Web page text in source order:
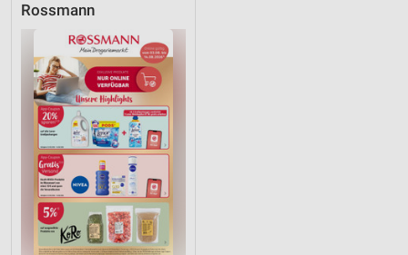
Rossmann